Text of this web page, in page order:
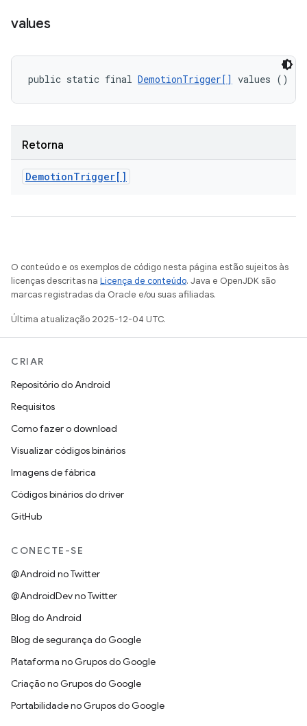
values
public static final DemotionTrigger[] values ()
Retorna
DemotionTrigger[]
O conteúdo e os exemplos de código nesta página estão sujeitos às
licenças descritas na Licença de conteúdo. Java e OpenJDK são
marcas registradas da Oracle e/ou suas afiliadas.
Última atualização 2025-12-04 UTC.
CRIAR
Repositório do Android
Requisitos
Como fazer o download
Visualizar códigos binários
Imagens de fábrica
Códigos binários do driver
GitHub
CONECTE-SE
@Android no Twitter
@AndroidDev no Twitter
Blog do Android
Blog de segurança do Google
Plataforma no Grupos do Google
Criação no Grupos do Google
Portabilidade no Grupos do Google